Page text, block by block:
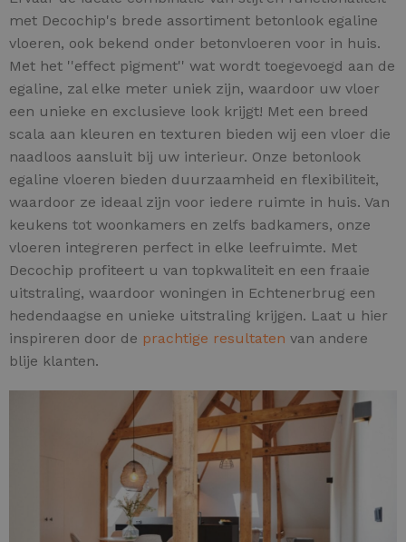
met Decochip's brede assortiment betonlook egaline
vloeren, ook bekend onder betonvloeren voor in huis.
Met het ''effect pigment'' wat wordt toegevoegd aan de
egaline, zal elke meter uniek zijn, waardoor uw vloer
een unieke en exclusieve look krijgt! Met een breed
scala aan kleuren en texturen bieden wij een vloer die
naadloos aansluit bij uw interieur. Onze betonlook
egaline vloeren bieden duurzaamheid en flexibiliteit,
waardoor ze ideaal zijn voor iedere ruimte in huis. Van
keukens tot woonkamers en zelfs badkamers, onze
vloeren integreren perfect in elke leefruimte. Met
Decochip profiteert u van topkwaliteit en een fraaie
uitstraling, waardoor woningen in Echtenerbrug een
hedendaagse en unieke uitstraling krijgen. Laat u hier
inspireren door de prachtige resultaten van andere
blije klanten.